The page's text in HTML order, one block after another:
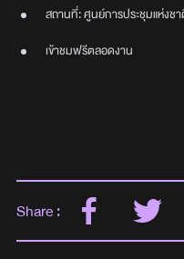
สถานที่: ศูนย์การประชุมแห่งช
เข้าชมฟรีตลอดงาน
Share :